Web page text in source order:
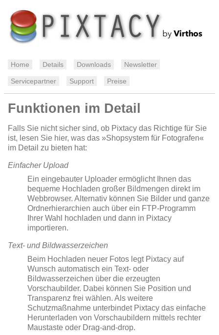
Home Details Downloads Newsletter
Servicepartner Support Preise
Funktionen im Detail
Falls Sie nicht sicher sind, ob Pixtacy das Richtige für Sie
ist, lesen Sie hier, was das »Shopsystem für Fotografen«
im Detail zu bieten hat:
Einfacher Upload
Ein eingebauter Uploader ermöglicht Ihnen das
bequeme Hochladen großer Bildmengen direkt im
Webbrowser. Alternativ können Sie Bilder und ganze
Ordnerhierarchien auch über ein FTP-Programm
Ihrer Wahl hochladen und dann in Pixtacy
importieren.
Text- und Bildwasserzeichen
Beim Hochladen neuer Fotos legt Pixtacy auf
Wunsch automatisch ein Text- oder
Bildwasserzeichen über die erzeugten
Vorschaubilder. Dabei können Sie Position und
Transparenz frei wählen. Als weitere
Schutzmaßnahme unterbindet Pixtacy das einfache
Herunterladen von Vorschaubildern mittels rechter
Maustaste oder Drag-and-drop.